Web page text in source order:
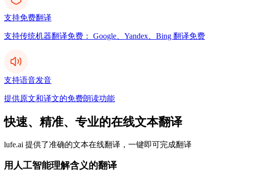
支持免费翻译
支持传统机器翻译免费： Google、Yandex、Bing 翻译免费
支持语音发音
提供原文和译文的免费朗读功能
快速、精准、专业的在线文本翻译
lufe.ai 提供了准确的文本在线翻译，一键即可完成翻译
用人工智能理解含义的翻译